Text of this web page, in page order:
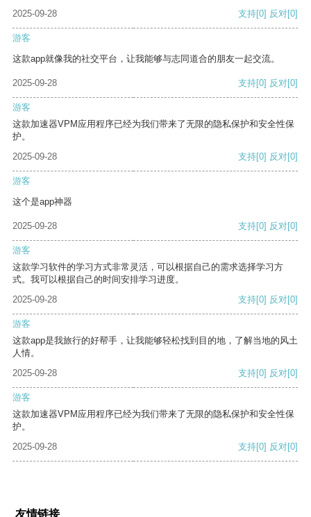
2025-09-28
支持[0] 反对[0]
游客
这款app就像我的社交平台，让我能够与志同道合的朋友一起交流。
2025-09-28 支持[0] 反对[0]
游客
这款加速器VPM应用程序已经为我们带来了无限的隐私保护和安全性保
护。
2025-09-28
支持[0] 反对[0]
游客
这个是app神器
2025-09-28 支持[0] 反对[0]
游客
这款学习软件的学习方式非常灵活，可以根据自己的需求选择学习方
式。我可以根据自己的时间安排学习进度。
2025-09-28
支持[0] 反对[0]
游客
这款app是我旅行的好帮手，让我能够轻松找到目的地，了解当地的风土
人情。
2025-09-28
支持[0] 反对[0]
游客
这款加速器VPM应用程序已经为我们带来了无限的隐私保护和安全性保
护。
2025-09-28
支持[0] 反对[0]
友情链接